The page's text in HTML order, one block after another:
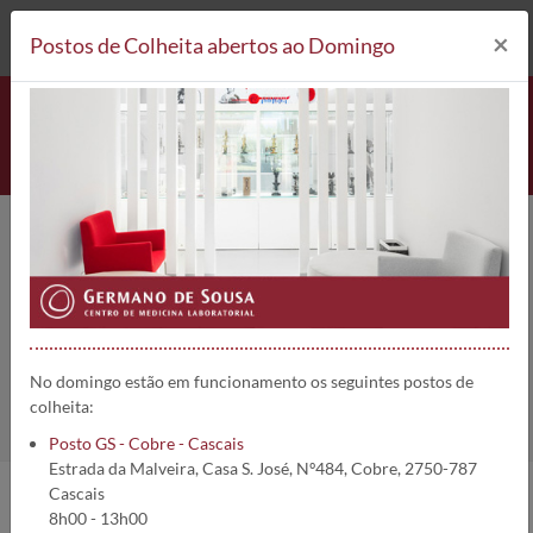
212 693 530* Postos de Colheita
Ácido Homogentísico (Urina 24
h) | 1788
Home Análises Ácido Homogentísico (Urina 24 h)
Postos de Colheita abertos ao Domingo ×
No domingo estão em funcionamento os seguintes postos de
colheita:
Posto GS - Cobre - Cascais
Estrada da Malveira, Casa S. José, Nº484, Cobre, 2750-787
Cascais
8h00 - 13h00